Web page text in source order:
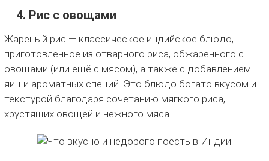
4. Рис с овощами
Жареный рис — классическое индийское блюдо,
приготовленное из отварного риса, обжаренного с
овощами (или ещё с мясом), а также с добавлением
яиц и ароматных специй. Это блюдо богато вкусом и
текстурой благодаря сочетанию мягкого риса,
хрустящих овощей и нежного мяса.